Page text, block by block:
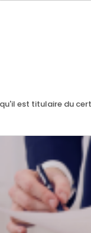
est titulaire du